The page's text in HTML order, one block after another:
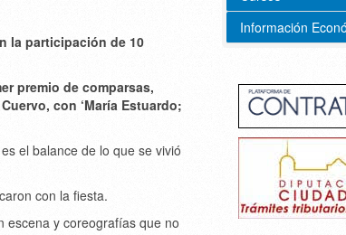
la participación de 10
premio de comparsas,
con ‘María Estuardo;
el balance de lo que se vivió
con la fiesta.
escena y coreografías que no
Información